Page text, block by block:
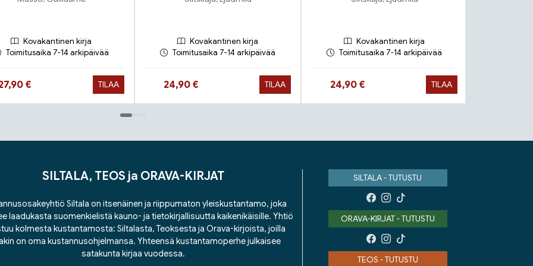
Kovakantinen kirja
Toimitusaika 7-14 arkipäivää
nyt
€ TILAA
Kovakantinen kirja
Toimitusaika 7-14 arkipäivää
Hinta nyt
24,90 € TILAA
Kovakantinen kirja
Toimitusaika 7-14 arkipäivää
Hinta nyt
24,90 € TILAA
SILTALA, TEOS ja ORAVA-KIRJAT
Siltala on itsenäinen ja riippumaton yleiskustantamo, joka
laadukasta suomenkielistä kauno- ja tietokirjallisuutta kaikenikäisille. Yhtiö
kolmesta kustantamosta: Siltalasta, Teoksesta ja Orava-kirjoista, joilla
on oma kustannusohjelmansa. Yhteensä kustantamoperhe julkaisee
satakunta kirjaa vuodessa.
SILTALA - TUTUSTU
ORAVA-KIRJAT - TUTUSTU
TEOS - TUTUSTU